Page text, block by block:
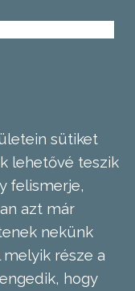
sütiket
lehetővé teszik
felismerje,
azt már
nekünk
része a
hogy